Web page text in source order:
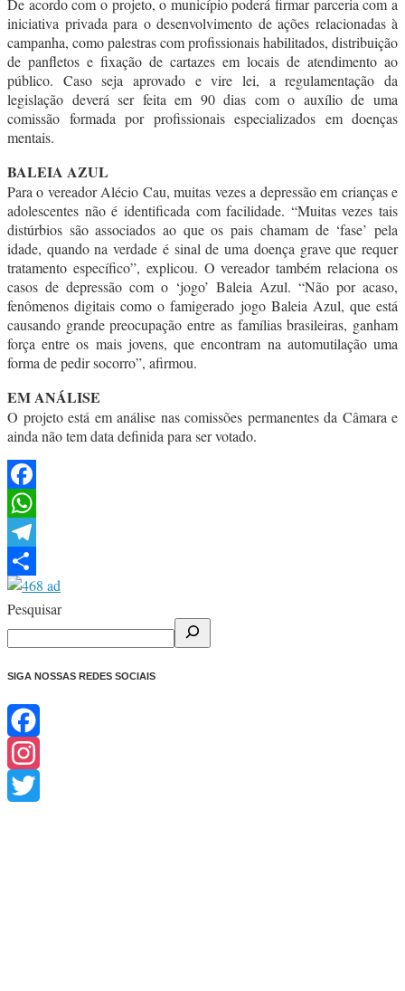
De acordo com o projeto, o município poderá firmar parceria com a
iniciativa privada para o desenvolvimento de ações relacionadas à
campanha, como palestras com profissionais habilitados, distribuição
de panfletos e fixação de cartazes em locais de atendimento ao
público. Caso seja aprovado e vire lei, a regulamentação da
legislação deverá ser feita em 90 dias com o auxílio de uma
comissão formada por profissionais especializados em doenças
mentais.
BALEIA AZUL
Para o vereador Alécio Cau, muitas vezes a depressão em crianças e
adolescentes não é identificada com facilidade. “Muitas vezes tais
distúrbios são associados ao que os pais chamam de ‘fase’ pela
idade, quando na verdade é sinal de uma doença grave que requer
tratamento específico”, explicou. O vereador também relaciona os
casos de depressão com o ‘jogo’ Baleia Azul. “Não por acaso,
fenômenos digitais como o famigerado jogo Baleia Azul, que está
causando grande preocupação entre as famílias brasileiras, ganham
força entre os mais jovens, que encontram na automutilação uma
forma de pedir socorro”, afirmou.
EM ANÁLISE
O projeto está em análise nas comissões permanentes da Câmara e
ainda não tem data definida para ser votado.
Facebook
WhatsApp
Telegram
Share
Pesquisar
SIGA NOSSAS REDES SOCIAIS
Facebook
Instagram